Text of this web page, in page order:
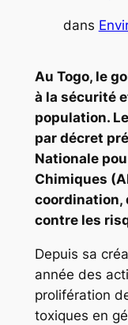
dans
Au Togo, le
à la sécurité
population.
par décret
Nationale
Chimiques
coordination,
contre les
Depuis sa
année des
prolifération
toxiques en